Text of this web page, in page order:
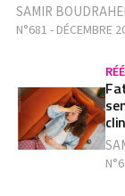
SAMIR
N°681 - DÉCEMBRE